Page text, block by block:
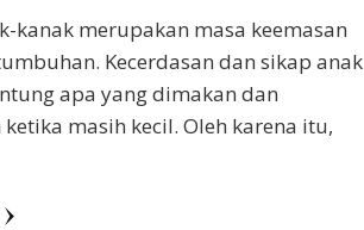
kanak merupakan masa keemasan
Kecerdasan dan sikap anak
apa yang dimakan dan
masih kecil. Oleh karena itu,